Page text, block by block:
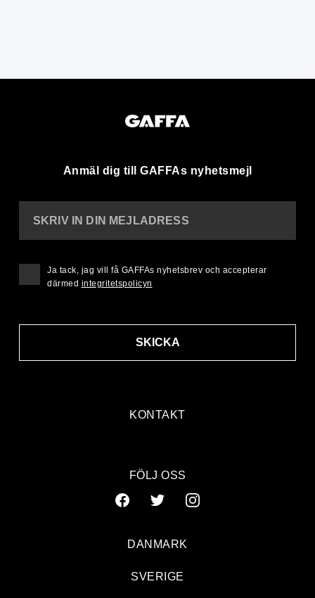
Anmäl dig till GAFFAs nyhetsmejl
KONTAKT
SKRIV IN DIN MEJLADRESS
SKICKA
Ja tack, jag vill få GAFFAs nyhetsbrev och accepterar
därmed integritetspolicyn
FÖLJ OSS
DANMARK
SVERIGE